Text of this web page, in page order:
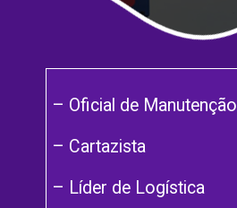
– Oficial de Manutenção
– Cartazista
– Líder de Logística